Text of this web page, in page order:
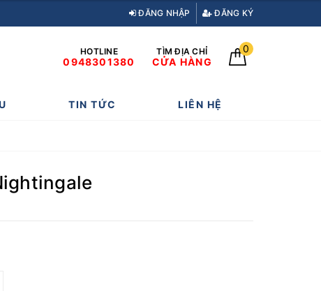
ĐĂNG NHẬP ĐĂNG KÝ
HOTLINE
0948301380
TÌM ĐỊA CHỈ
CỬA HÀNG
0
TIN TỨC LIÊN HỆ